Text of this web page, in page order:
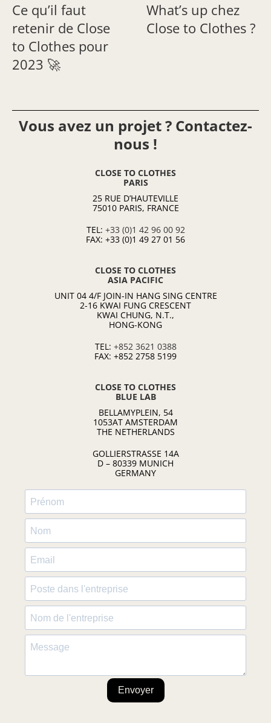
Ce qu’il faut
retenir de Close
to Clothes pour
2023 🚀
What’s up chez
Close to Clothes ?
Vous avez un projet ? Contactez-
nous !
CLOSE TO CLOTHES
PARIS
25 RUE D’HAUTEVILLE
75010 PARIS, FRANCE
TEL: +33 (0)1 42 96 00 92
FAX: +33 (0)1 49 27 01 56
CLOSE TO CLOTHES
ASIA PACIFIC
UNIT 04 4/F JOIN-IN HANG SING CENTRE
2-16 KWAI FUNG CRESCENT
KWAI CHUNG, N.T.,
HONG-KONG
TEL: +852 3621 0388
FAX: +852 2758 5199
CLOSE TO CLOTHES
BLUE LAB
BELLAMYPLEIN, 54
1053AT AMSTERDAM
THE NETHERLANDS
GOLLIERSTRASSE 14A
D – 80339 MUNICH
GERMANY
Envoyer